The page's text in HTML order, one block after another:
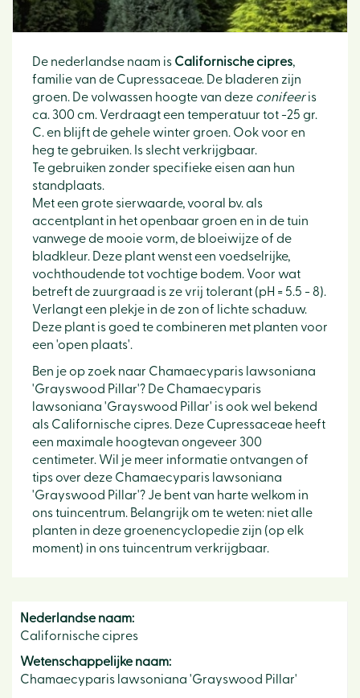
De nederlandse naam is Californische cipres,
familie van de Cupressaceae. De bladeren zijn
groen. De volwassen hoogte van deze conifeeris
ca. 300 cm. Verdraagt een temperatuur tot -25 gr.
C. en blijft de gehele winter groen. Ook voor en
heg te gebruiken. Is slecht verkrijgbaar.
Te gebruiken zonder specifieke eisen aan hun
standplaats.
Met een grote sierwaarde, vooral bv. als
accentplant in het openbaar groen en in de tuin
vanwege de mooie vorm, de bloeiwijze of de
bladkleur. Deze plant wenst een voedselrijke,
vochthoudende tot vochtige bodem. Voor wat
betreft de zuurgraad is ze vrij tolerant (pH = 5.5 - 8).
Verlangt een plekje in de zon of lichte schaduw.
Deze plant is goed te combineren met planten voor
een 'open plaats'.
Ben je op zoek naar Chamaecyparis lawsoniana
'Grayswood Pillar'? De Chamaecyparis
lawsoniana 'Grayswood Pillar' is ook wel bekend
als Californische cipres. Deze Cupressaceae heeft
een maximale hoogtevan ongeveer 300
centimeter. Wil je meer informatie ontvangen of
tips over deze Chamaecyparis lawsoniana
'Grayswood Pillar'? Je bent van harte welkom in
ons tuincentrum. Belangrijk om te weten: niet alle
planten in deze groenencyclopedie zijn (op elk
moment) in ons tuincentrum verkrijgbaar.
Nederlandse naam:
Californische cipres
Wetenschappelijke naam:
Chamaecyparis lawsoniana 'Grayswood Pillar'